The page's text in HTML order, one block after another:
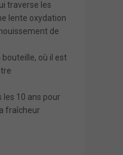
traverse les
lente oxydation
de
bouteille, où il est
10 ans pour
fraîcheur